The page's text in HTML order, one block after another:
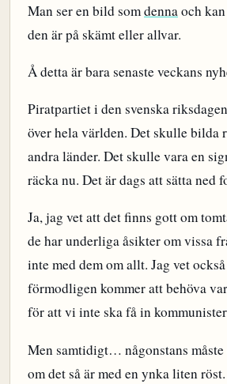
Man ser en bild somdennaoch
den är på skämt eller allvar.
Å detta är bara senaste veckans
Piratpartiet i den svenska
över hela världen. Det skulle bilda
andra länder. Det skulle vara en
räcka nu. Det är dags att sätta ned
Ja, jag vet att det finns gott om
de har underliga åsikter om vissa
inte med dem om allt. Jag vet
förmodligen kommer att behöva
för att vi inte ska få in
Men samtidigt… någonstans måste
om det så är med en ynka liten röst.